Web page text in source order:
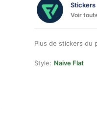
Stickers
Voir
Plus de stickers du
Style: Naive Flat